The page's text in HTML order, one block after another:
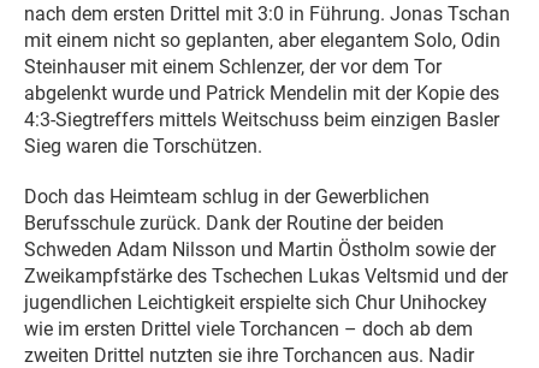
nach dem ersten Drittel mit 3:0 in Führung. Jonas Tschan
mit einem nicht so geplanten, aber elegantem Solo, Odin
Steinhauser mit einem Schlenzer, der vor dem Tor
abgelenkt wurde und Patrick Mendelin mit der Kopie des
4:3-Siegtreffers mittels Weitschuss beim einzigen Basler
Sieg waren die Torschützen.
Doch das Heimteam schlug in der Gewerblichen
Berufsschule zurück. Dank der Routine der beiden
Schweden Adam Nilsson und Martin Östholm sowie der
Zweikampfstärke des Tschechen Lukas Veltsmid und der
jugendlichen Leichtigkeit erspielte sich Chur Unihockey
wie im ersten Drittel viele Torchancen – doch ab dem
zweiten Drittel nutzten sie ihre Torchancen aus. Nadir